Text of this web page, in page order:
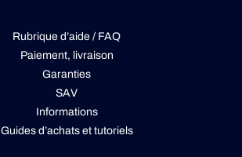
Rubrique d’aide / FAQ
Paiement, livraison
Garanties
SAV
Informations
Guides d’achats et tutoriels